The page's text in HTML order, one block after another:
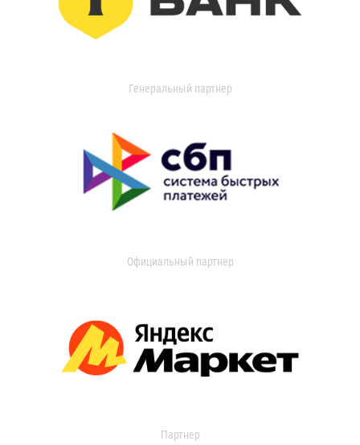
Генеральный партнер
Официальный партнер
Партнер